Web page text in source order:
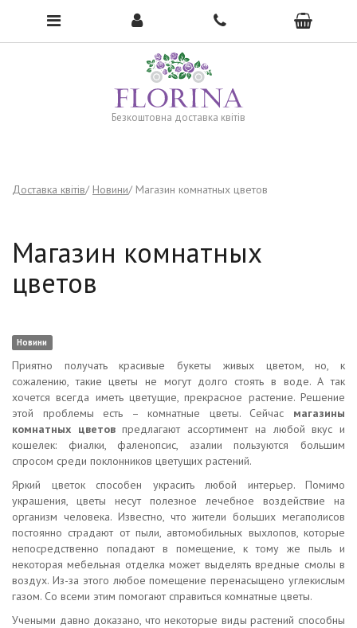
Безкоштовна доставка квітів
To open the menu, click here →
Доставка квітів Новини Магазин комнатных цветов
Магазин комнатных
цветов
Новини
Приятно получать красивые букеты живых цветом, но, к
сожалению, такие цветы не могут долго стоять в воде. А так
хочется всегда иметь цветущие, прекрасное растение. Решение
этой проблемы есть – комнатные цветы. Сейчас магазины
комнатных цветовпредлагают ассортимент на любой вкус и
кошелек: фиалки, фаленопсис, азалии пользуются большим
спросом среди поклонников цветущих растений.
Яркий цветок способен украсить любой интерьер. Помимо
украшения, цветы несут полезное лечебное воздействие на
организм человека. Известно, что жители больших мегаполисов
постоянно страдают от пыли, автомобильных выхлопов, которые
непосредственно попадают в помещение, к тому же пыль и
некоторая мебельная отделка может выделять вредные смолы в
воздух. Из-за этого любое помещение перенасыщено углекислым
газом. Со всеми этим помогают справиться комнатные цветы.
Учеными давно доказано, что некоторые виды растений способны